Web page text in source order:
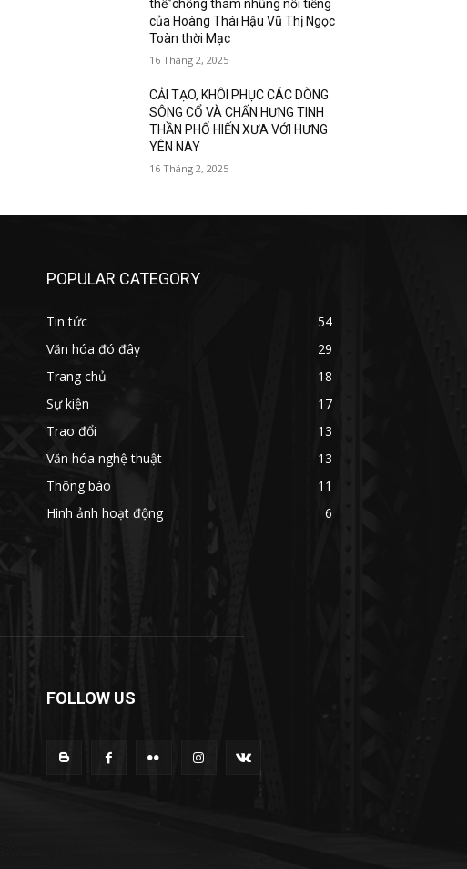
thề”chống tham nhũng nổi tiếng
của Hoàng Thái Hậu Vũ Thị Ngọc
Toàn thời Mạc
16 Tháng 2, 2025
CẢI TẠO, KHÔI PHỤC CÁC DÒNG
SÔNG CỔ VÀ CHẤN HƯNG TINH
THẦN PHỐ HIẾN XƯA VỚI HƯNG
YÊN NAY
16 Tháng 2, 2025
POPULAR CATEGORY
Tin tức
54
Văn hóa đó đây
29
Trang chủ
18
Sự kiện
17
Trao đổi
13
Văn hóa nghệ thuật
13
Thông báo
11
Hình ảnh hoạt động
6
FOLLOW US